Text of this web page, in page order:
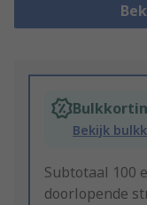
Bekijk
Subtotaal 100
doorlopende